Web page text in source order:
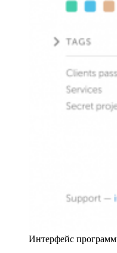
Интерфейс